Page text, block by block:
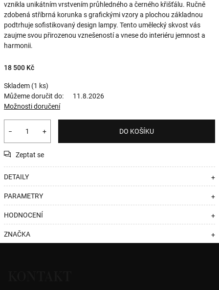
vznikla unikátním vrstvením průhledného a černého křišťálu. Ručně
zdobená stříbrná korunka s grafickými vzory a plochou základnou
podtrhuje sofistikovaný design lampy. Tento umělecký skvost vás
zaujme svou přirozenou vznešeností a vnese do interiéru jemnost a
harmonii.
18 500 Kč
Skladem (1 ks)
Můžeme doručit do:
11.8.2026
Možnosti doručení
+
− DO KOŠÍKU
Zeptat se
DETAILY +
PARAMETRY +
HODNOCENÍ +
ZNAČKA +